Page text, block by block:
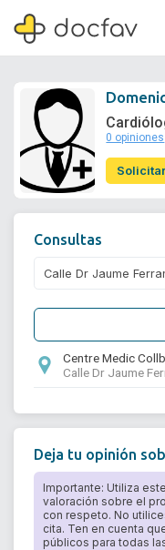
0 opiniones
Consultas
Centre Medic
Calle Dr Jaume
Deja tu opinión
Importante: Utiliza
valoración sobre el
con respeto. No
cita. Ten en cuenta
públicos para todas